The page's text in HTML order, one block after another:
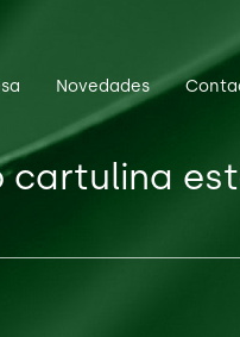
Novedades
cartulina